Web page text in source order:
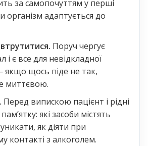
за самопочуттям у перші
організм адаптується до
Поруч чергує
і є все для невідкладної
щось піде не так,
миттєвою.
Перед випискою пацієнт і рідні
які засоби містять
як діяти при
контакті з алкоголем.